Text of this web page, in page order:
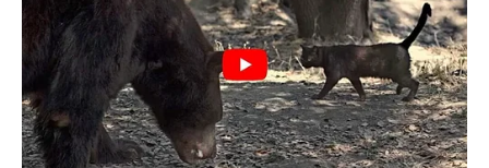
estão
💠 Alegado custo excessivo para os cofres públicos;
💠 Questionamento sobre a caracterização como atividade
especial;